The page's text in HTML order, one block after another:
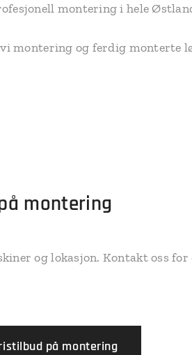
montering i hele
montering og ferdig monterte
montering
og lokasjon. Kontakt oss
på montering